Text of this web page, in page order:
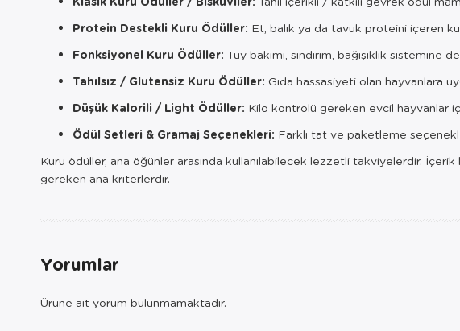
Protein Destekli Kuru Ödüller: Et, balık ya da tavuk proteini içeren
Fonksiyonel Kuru Ödüller: Tüy bakımı, sindirim, bağışıklık sistemine
Tahılsız / Glutensiz Kuru Ödüller: Gıda hassasiyeti olan hayvanlara
Düşük Kalorili / Light Ödüller: Kilo kontrolü gereken evcil hayvanlar
Ödül Setleri & Gramaj Seçenekleri: Farklı tat ve paketleme
Kuru ödüller, ana öğünler arasında kullanılabilecek lezzetli takviyelerdir.
gereken ana kriterlerdir.
Yorumlar
Ürüne ait yorum bulunmamaktadır.